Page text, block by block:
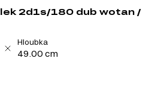
2d1s/180 dub wotan /
Hloubka
49.00 cm